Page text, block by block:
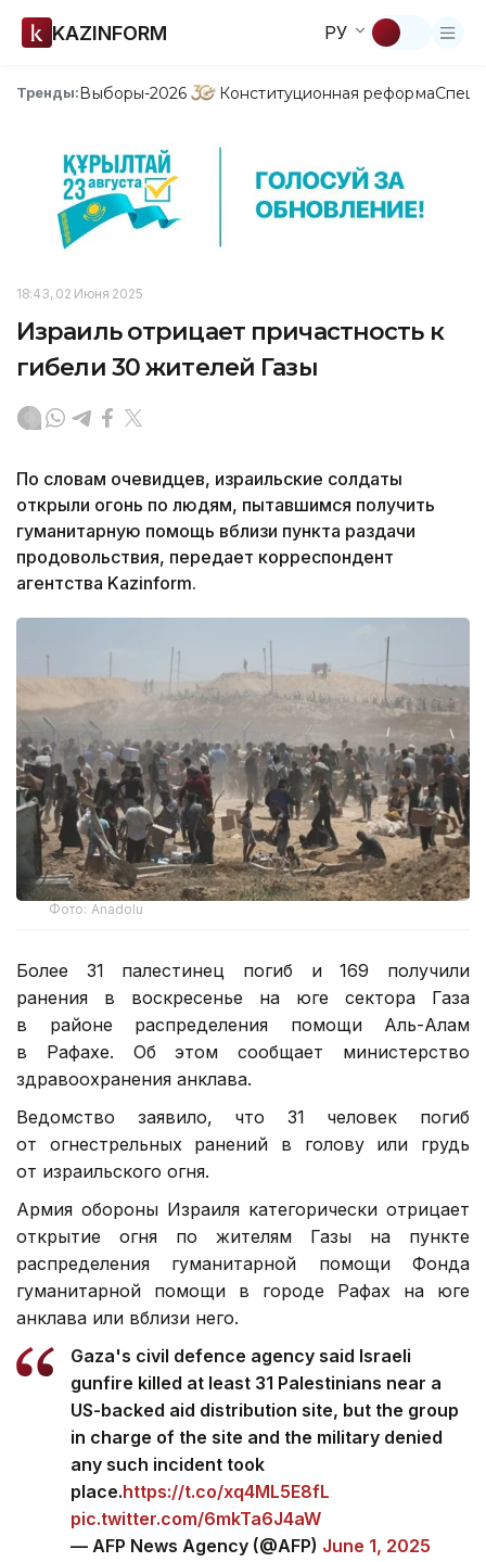
KAZINFORM РУ
Тренды:Выборы-2026 Конституционная реформа
18:43, 02 Июня 2025
Израиль отрицает причастность к
гибели 30 жителей Газы
По словам очевидцев, израильские солдаты
открыли огонь по людям, пытавшимся получить
гуманитарную помощь вблизи пункта раздачи
продовольствия, передает корреспондент
агентства Kazinform.
Фото: Anadolu
Более 31 палестинец погиб и 169 получили
ранения в воскресенье на юге сектора Газа
в районе распределения помощи Аль-Алам
в Рафахе. Об этом сообщает министерство
здравоохранения анклава.
Ведомство заявило, что 31 человек погиб
от огнестрельных ранений в голову или грудь
от израильского огня.
Армия обороны Израиля категорически отрицает
открытие огня по жителям Газы на пункте
распределения гуманитарной помощи Фонда
гуманитарной помощи в городе Рафах на юге
анклава или вблизи него.
Gaza's civil defence agency said Israeli
gunfire killed at least 31 Palestinians near a
US-backed aid distribution site, but the group
in charge of the site and the military denied
any such incident took
place.https://t.co/xq4ML5E8fL
pic.twitter.com/6mkTa6J4aW
— AFP News Agency (@AFP) June 1, 2025